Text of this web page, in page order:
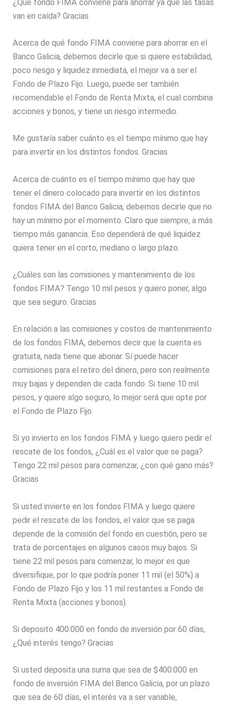
¿Qué fondo FIMA conviene para ahorrar ya que las tasas
van en caída? Gracias
Acerca de qué fondo FIMA conviene para ahorrar en el
Banco Galicia, debemos decirle que si quiere estabilidad,
poco riesgo y liquidez inmediata, el mejor va a ser el
Fondo de Plazo Fijo. Luego, puede ser también
recomendable el Fondo de Renta Mixta, el cual combina
acciones y bonos, y tiene un riesgo intermedio.
Me gustaría saber cuánto es el tiempo mínimo que hay
para invertir en los distintos fondos. Gracias
Acerca de cuánto es el tiempo mínimo que hay que
tener el dinero colocado para invertir en los distintos
fondos FIMA del Banco Galicia, debemos decirle que no
hay un mínimo por el momento. Claro que siempre, a más
tiempo más ganancia. Eso dependerá de qué liquidez
quiera tener en el corto, mediano o largo plazo.
¿Cuáles son las comisiones y mantenimiento de los
fondos FIMA? Tengo 10 mil pesos y quiero poner, algo
que sea seguro. Gracias
En relación a las comisiones y costos de mantenimiento
de los fondos FIMA, debemos decir que la cuenta es
gratuita, nada tiene que abonar. Sí puede hacer
comisiones para el retiro del dinero, pero son realmente
muy bajas y dependen de cada fondo. Si tiene 10 mil
pesos, y quiere algo seguro, lo mejor será que opte por
el Fondo de Plazo Fijo.
Si yo invierto en los fondos FIMA y luego quiero pedir el
rescate de los fondos, ¿Cuál es el valor que se paga?
Tengo 22 mil pesos para comenzar, ¿con qué gano más?
Gracias
Si usted invierte en los fondos FIMA y luego quiere
pedir el rescate de los fondos, el valor que se paga
depende de la comisión del fondo en cuestión, pero se
trata de porcentajes en algunos casos muy bajos. Si
tiene 22 mil pesos para comenzar, lo mejor es que
diversifique, por lo que podría poner 11 mil (el 50%) a
Fondo de Plazo Fijo y los 11 mil restantes a Fondo de
Renta Mixta (acciones y bonos).
Si deposito 400.000 en fondo de inversión por 60 días,
¿Qué interés tengo? Gracias
Si usted deposita una suma que sea de $400.000 en
fondo de inversión FIMA del Banco Galicia, por un plazo
que sea de 60 días, el interés va a ser variable,